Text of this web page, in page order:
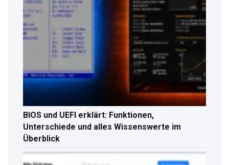
BIOS und UEFI erklärt: Funktionen,
Unterschiede und alles Wissenswerte im
Überblick